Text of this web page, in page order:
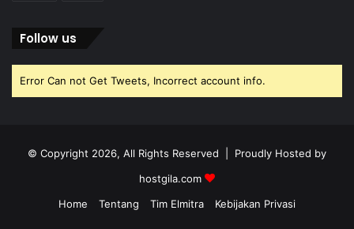
Follow us
Error Can not Get Tweets, Incorrect account info.
© Copyright 2026, All Rights Reserved | Proudly Hosted by
hostgila.com
Home
Tentang Tim Elmitra Kebijakan Privasi